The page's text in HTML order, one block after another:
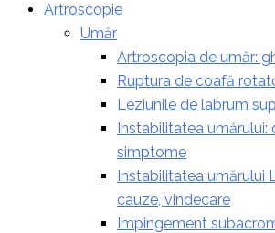
Artroscopie
Umăr
Artroscopia de umăr:
Ruptura de coafă
Leziunile de labrum
Instabilitatea umărului:
simptome
Instabilitatea umărului
cauze, vindecare
Impingement